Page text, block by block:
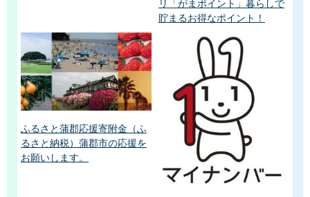
リ「がまポイント」暮らしで
貯まるお得なポイント！
ふるさと蒲郡応援寄附金（ふ
るさと納税）蒲郡市の応援を
お願いします。